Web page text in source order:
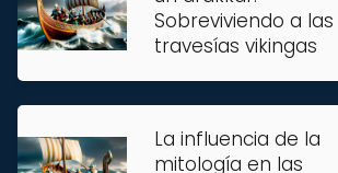
Sobreviviendo a las
travesías vikingas
La influencia de la
mitología en las